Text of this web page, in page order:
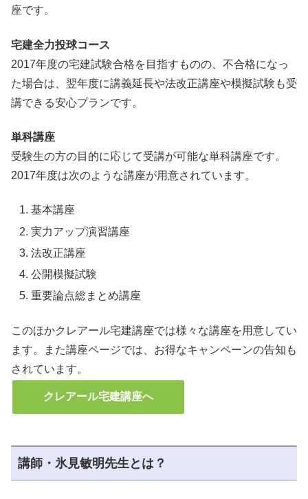
座です。
宅建全力投球コース
2017年度の宅建試験合格を目指すものの、不合格になっ
た場合は、翌年度に講義延長や法改正講座や模擬試験も受
講できる安心プランです。
単科講座
受験生の方の目的に応じて受講が可能な単科講座です。
2017年度は次のような講座が用意されています。
基本講座
実力アップ演習講座
法改正講座
公開模擬試験
重要論点総まとめ講座
このほかクレアール宅建講座では様々な講座を用意してい
ます。また講座ページでは、お得なキャンペーンの告知も
されています。
クレアール宅建講座へ
講師・氷見敏明先生とは？